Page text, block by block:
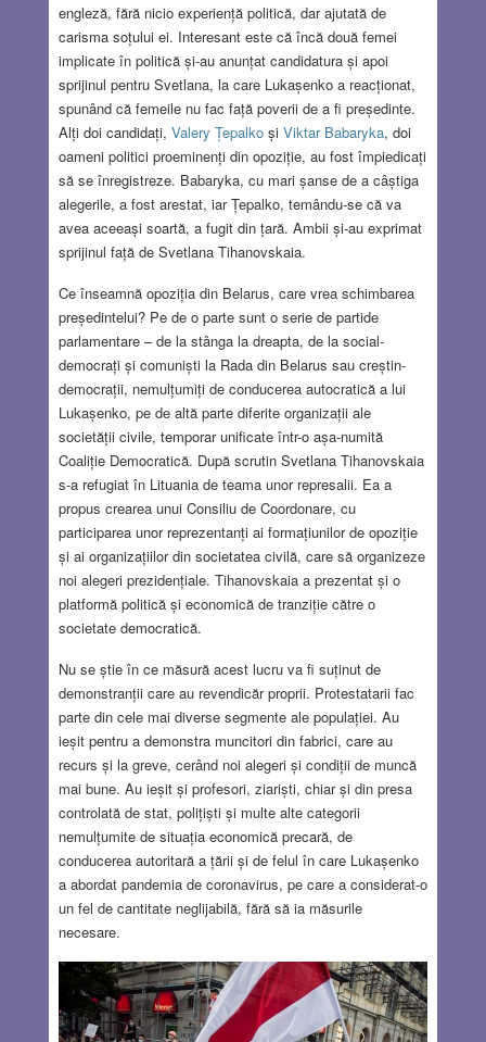
engleză, fără nicio experiență politică, dar ajutată de
carisma soțului ei. Interesant este că încă două femei
implicate în politică și-au anunțat candidatura și apoi
sprijinul pentru Svetlana, la care Lukașenko a reacționat,
spunând că femeile nu fac față poverii de a fi președinte.
Alți doi candidați, Valery Țepalkoși Viktar Babaryka, doi
oameni politici proeminenți din opoziție, au fost împiedicați
să se înregistreze. Babaryka, cu mari șanse de a câștiga
alegerile, a fost arestat, iar Țepalko, temându-se că va
avea aceeași soartă, a fugit din țară. Ambii și-au exprimat
sprijinul față de Svetlana Tihanovskaia.
Ce înseamnă opoziția din Belarus, care vrea schimbarea
președintelui? Pe de o parte sunt o serie de partide
parlamentare – de la stânga la dreapta, de la social-
democrați și comuniști la Rada din Belarus sau creștin-
democrații, nemulțumiți de conducerea autocratică a lui
Lukașenko, pe de altă parte diferite organizații ale
societății civile, temporar unificate într-o așa-numită
Coaliție Democratică. După scrutin Svetlana Tihanovskaia
s-a refugiat în Lituania de teama unor represalii. Ea a
propus crearea unui Consiliu de Coordonare, cu
participarea unor reprezentanți ai formațiunilor de opoziție
și ai organizațiilor din societatea civilă, care să organizeze
noi alegeri prezidențiale. Tihanovskaia a prezentat și o
platformă politică și economică de tranziție către o
societate democratică.
Nu se știe în ce măsură acest lucru va fi suținut de
demonstranții care au revendicăr proprii. Protestatarii fac
parte din cele mai diverse segmente ale populației. Au
ieșit pentru a demonstra muncitori din fabrici, care au
recurs și la greve, cerând noi alegeri și condiții de muncă
mai bune. Au ieșit și profesori, ziariști, chiar și din presa
controlată de stat, polițiști și multe alte categorii
nemulțumite de situația economică precară, de
conducerea autoritară a țării și de felul în care Lukașenko
a abordat pandemia de coronavirus, pe care a considerat-o
un fel de cantitate neglijabilă, fără să ia măsurile
necesare.